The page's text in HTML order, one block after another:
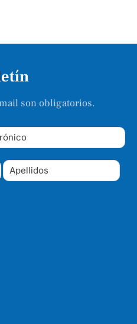
son obligatorios.